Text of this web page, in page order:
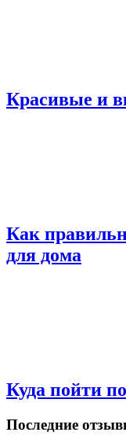
Красивые и
Как
для дома
Куда пойти
Последние